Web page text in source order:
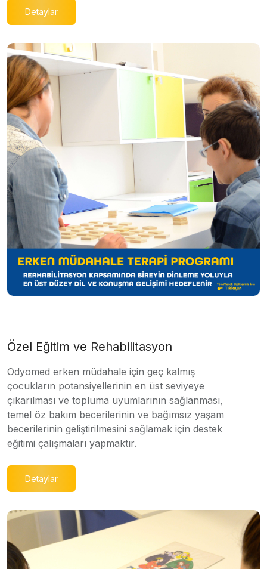
Detaylar
Özel Eğitim ve Rehabilitasyon
Odyomed erken müdahale için geç kalmış
çocukların potansiyellerinin en üst seviyeye
çıkarılması ve topluma uyumlarının sağlanması,
temel öz bakım becerilerinin ve bağımsız yaşam
becerilerinin geliştirilmesini sağlamak için destek
eğitimi çalışmaları yapmaktır.
Detaylar